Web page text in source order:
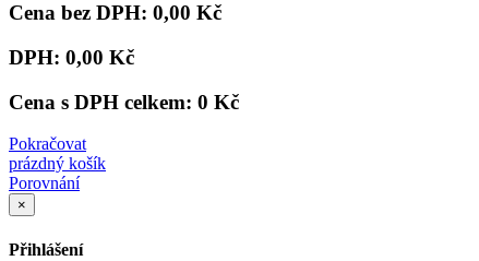
Cena bez DPH: 0,00 Kč
DPH: 0,00 Kč
Cena s DPH celkem: 0 Kč
Pokračovat
prázdný košík
Porovnání
×
Přihlášení